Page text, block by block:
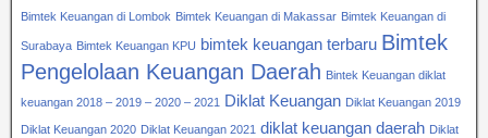
Bimtek Keuangan di Lombok Bimtek Keuangan di Makassar Bimtek Keuangan di
Surabaya Bimtek Keuangan KPU bimtek keuangan terbaru Bimtek
Pengelolaan Keuangan Daerah Bintek Keuangan diklat
keuangan 2018 – 2019 – 2020 – 2021 Diklat Keuangan Diklat Keuangan 2019
Diklat Keuangan 2020 Diklat Keuangan 2021 diklat keuangan daerah Diklat